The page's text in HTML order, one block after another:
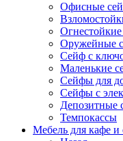
Офисные
Оружейные
Сейф с
Маленькие
Сейфы для
Сейфы с
Депозитные
Темпокассы
Мебель для кафе и